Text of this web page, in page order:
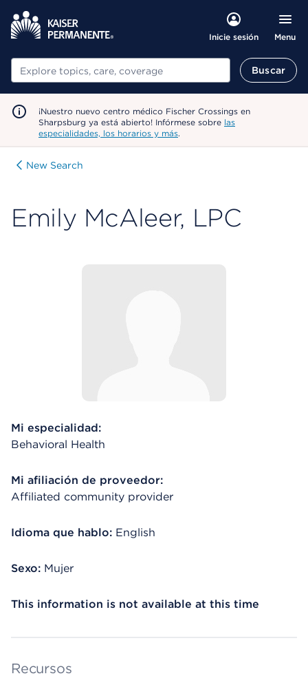
Inicie sesión Menu
Buscar Buscar
¡Nuestro nuevo centro médico Fischer Crossings en
Sharpsburg ya está abierto! Infórmese sobre las
especialidades, los horarios y más.
New Search
Emily McAleer, LPC
Mi especialidad:
Behavioral Health
Mi afiliación de proveedor:
Affiliated community provider
Idioma que hablo: English
Sexo: Mujer
This information is not available at this time
Recursos